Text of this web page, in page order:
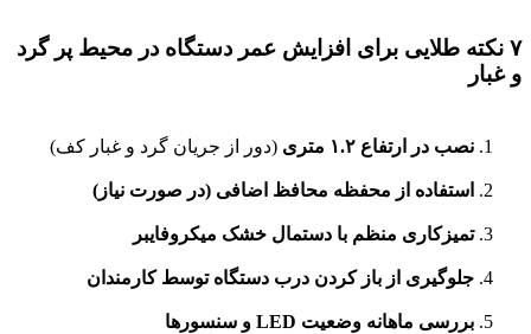
۷ نکته طلایی برای افزایش عمر دستگاه در محیط پر گرد
و غبار
نصب در ارتفاع ۱.۲ متری (دور از جریان گرد و غبار کف)
استفاده از محفظه محافظ اضافی (در صورت نیاز)
تمیزکاری منظم با دستمال خشک میکروفایبر
جلوگیری از باز کردن درب دستگاه توسط کارمندان
بررسی ماهانه وضعیت LED و سنسورها